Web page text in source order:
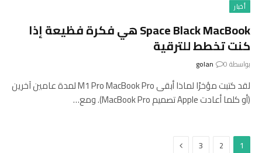
أخبار
Space Black MacBook هي فكرة فظيعة إذا
كنت تخطط للترقية
بواسطة golan 0
لقد كتبت مؤخرًا لماذا أبقى M1 Pro MacBook Pro لمدة عامين آخرين
(أو كلما أعادت Apple تصميم MacBook Pro). ومع…
1
2
3 التالي